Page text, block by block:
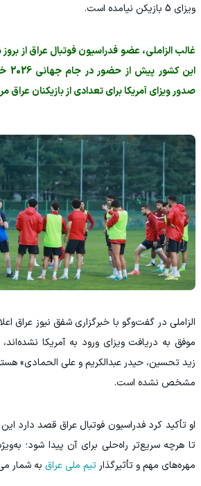
ویزای 5 بازیکن نیامده است.
غالب الزاملی، عضو فدراسیون فوتبال عراق از
صدور ویزای آمریکا برای تعدادی از بازیکنان
الزاملی در گفت‌وگو با خبرگزاری شفق نیوز عراق
موفق به دریافت ویزای ورود به آمریکا
زید تحسین، حیدر عبدالکریم و علی الحمادی»
مشخص نشده است.
او تأکید کرد فدراسیون فوتبال عراق قصد دارد
تا هرچه سریع‌تر راه‌حلی برای آن پیدا شود؛
مهره‌های مهم و تأثیرگذارتیم ملی عراق به شمار